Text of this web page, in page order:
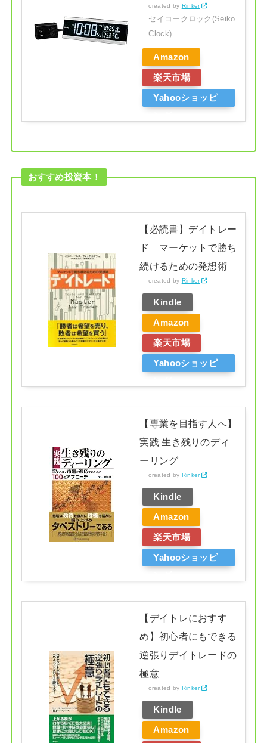
created by Rinker
セイコークロック(Seiko
Clock)
Amazon
楽天市場
Yahooショッピ
おすすめ投資本！
【必読書】デイトレー
ド マーケットで勝ち
続けるための発想術
created by Rinker
Kindle
Amazon
楽天市場
Yahooショッピ
【専業を目指す人へ】
実践 生き残りのディ
ーリング
created by Rinker
Kindle
Amazon
楽天市場
Yahooショッピ
【デイトレにおすす
め】初心者にもできる
逆張りデイトレードの
極意
created by Rinker
Kindle
Amazon